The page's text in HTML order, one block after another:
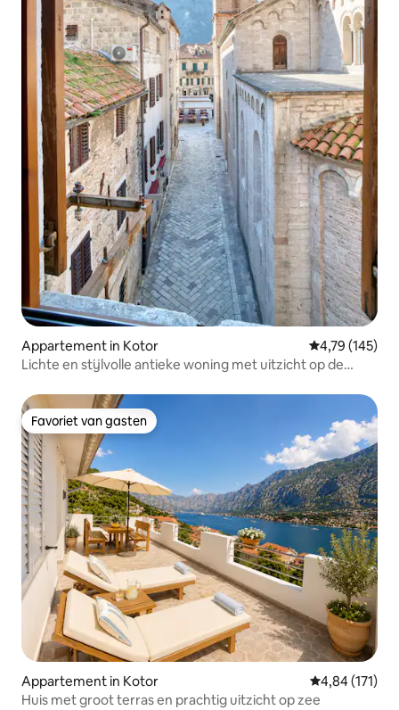
Appartement in Kotor Gemiddelde
4,79 (145)
Lichte en stijlvolle antieke woning met uitzicht op de
Favoriet van gasten
Favoriet van gasten
Appartement in Kotor Gemiddelde
4,84 (171)
Huis met groot terras en prachtig uitzicht op zee